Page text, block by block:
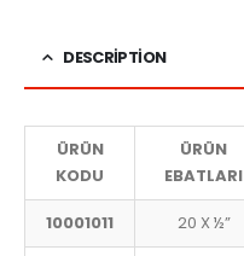
DESCRIPTION
ÜRÜN
KODU
ÜRÜN
EBATLARI
10001011 20 X ½”